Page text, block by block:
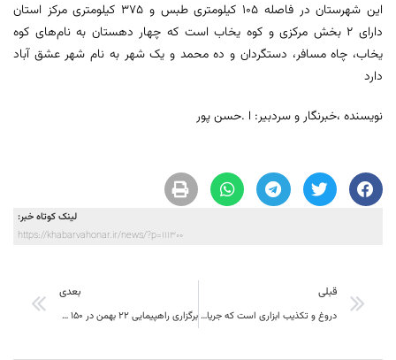
این شهرستان در فاصله ۱۰۵ کیلومتری طبس و ۳۷۵ کیلومتری مرکز استان
دارای ۲ بخش مرکزی و کوه یخاب است که چهار دهستان به نام‌های کوه
یخاب، چاه مسافر، دستگردان و ده محمد و یک شهر به نام شهر عشق آباد
دارد
نویسنده ،خبرنگار و سردبیر: ا .حسن پور
لینک کوتاه خبر:
https://khabarvahonar.ir/news/?p=111300
قبلی
دروغ و تکذیب ابزاری است که جریان نفاق و نفوذ برای جدا کردن مردم از ولایت از آن استفاده می‌کنند
بعدی
برگزاری راهپیمایی ۲۲ بهمن در ۱۵۰ شهر و روستای خراسان جنوبی؛ مسیر جدید راهپیمایی در بیرجند